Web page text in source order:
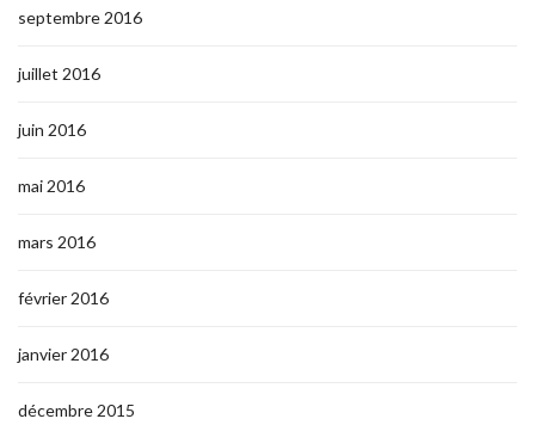
septembre 2016
juillet 2016
juin 2016
mai 2016
mars 2016
février 2016
janvier 2016
décembre 2015